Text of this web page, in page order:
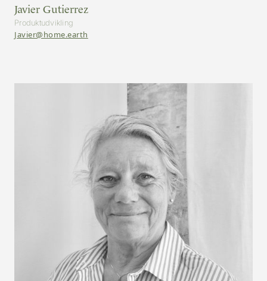
Javier Gutierrez
Produktudvikling
Javier@home.earth